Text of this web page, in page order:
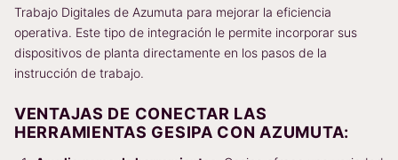
Trabajo Digitales de Azumuta para mejorar la eficiencia
operativa. Este tipo de integración le permite incorporar sus
dispositivos de planta directamente en los pasos de la
instrucción de trabajo.
VENTAJAS DE CONECTAR LAS
HERRAMIENTAS GESIPA CON AZUMUTA: